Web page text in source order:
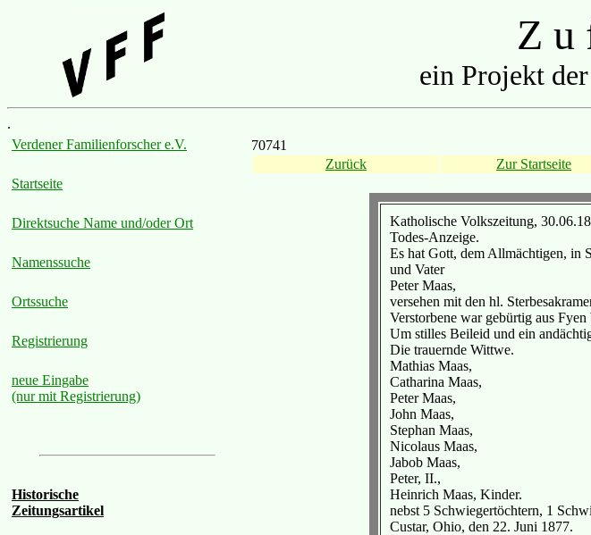
Z u
ein Projekt
.
Verdener Familienforscher e.V.
Startseite
Direktsuche Name und/oder Ort
Namenssuche
Ortssuche
Registrierung
neue Eingabe
(nur mit Registrierung)
Historische
Zeitungsartikel
70741
Zurück
Zur Startseite
Katholische Volkszeitung,
Todes-Anzeige.
Es hat Gott, dem Allmächtigen, in
und Vater
Peter Maas,
versehen mit den hl.
Verstorbene war gebürtig aus
Um stilles Beileid und ein
Die trauernde Wittwe.
Mathias Maas,
Catharina Maas,
Peter Maas,
John Maas,
Stephan Maas,
Nicolaus Maas,
Jabob Maas,
Peter, II.,
Heinrich Maas, Kinder.
nebst 5 Schwiegertöchtern, 1
Custar, Ohio, den 22. Juni 1877.